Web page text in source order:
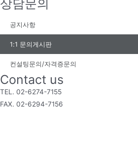
상담문의
공지사항
1:1 문의게시판
컨설팅문의/자격증문의
Contact us
TEL. 02-6274-7155
FAX. 02-6294-7156